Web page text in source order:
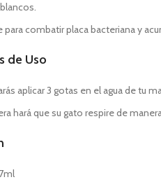
para combatir placa bacteriana y
de Uso
aplicar 3 gotas en el agua de tu
hará que su gato respire de